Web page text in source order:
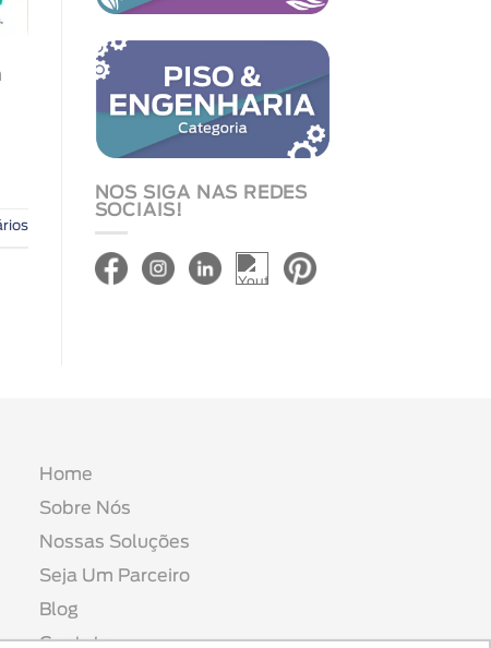
NOS SIGA NAS REDES
SOCIAIS!
Home
Sobre Nós
Nossas Soluções
Seja Um Parceiro
Blog
Contato